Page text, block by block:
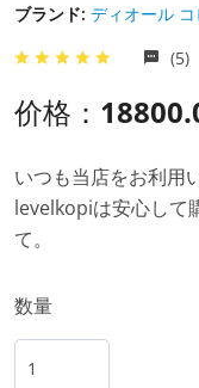
ブランド: ディオール コ
(5)
价格：
いつも当店をお利用
levelkopiは安心して
て。
数量